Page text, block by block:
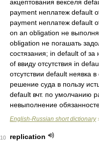
акцептования векселя
payment неплатеж default
payment неплатеж default
on an obligation не
obligation не погашать
состязания; in default of
of ввиду отсутствия in
отсутствии default неявка
решение суда в пользу
default вчт. по умолчанию
невыполнение
English-Russian short dictionary
10
replication